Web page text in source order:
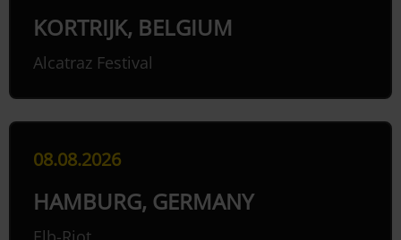
KORTRIJK, BELGIUM
Alcatraz Festival
08.08.2026
HAMBURG, GERMANY